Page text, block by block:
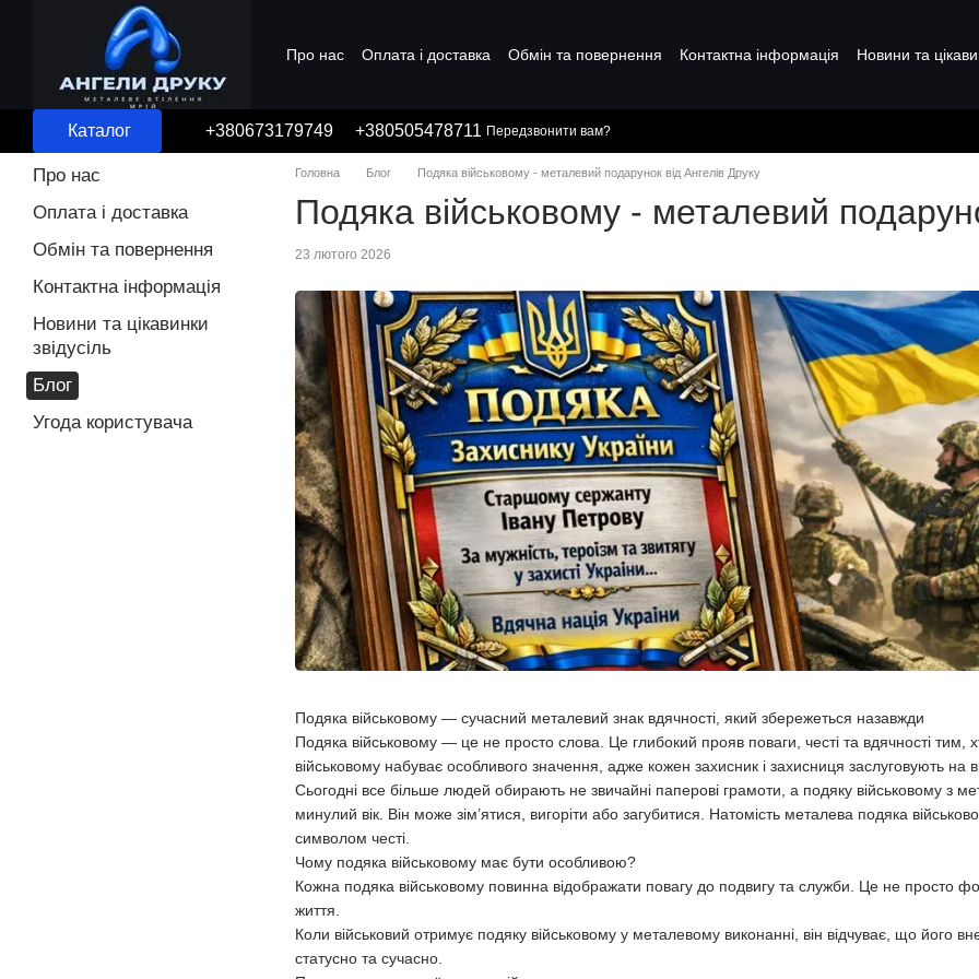
Перейти до основного контенту
Про нас Оплата і доставка Обмін та повернення Контактна інформація
Новини та
Каталог +380673179749 +380505478711 Передзвонити вам?
Головна Блог Подяка військовому - металевий подарунок від Ангелів Друку
Подяка військовому - металевий
23 лютого 2026
Подяка військовому — сучасний металевий знак вдячності, який збережеться назавжди
Подяка військовому — це не просто слова. Це глибокий прояв поваги, честі та вдячності тим,
військовому набуває особливого значення, адже кожен захисник і захисниця заслуговують
Сьогодні все більше людей обирають не звичайні паперові грамоти, а подяку військовому з
минулий вік. Він може зім’ятися, вигоріти або загубитися. Натомість металева подяка
символом честі.
Чому подяка військовому має бути особливою?
Кожна подяка військовому повинна відображати повагу до подвигу та служби. Це не просто
життя.
Коли військовий отримує подяку військовому у металевому виконанні, він відчуває, що його
статусно та сучасно.
Про нас
Оплата і доставка
Обмін та повернення
Контактна інформація
Новини та цікавинки
звідусіль
Блог
Угода користувача